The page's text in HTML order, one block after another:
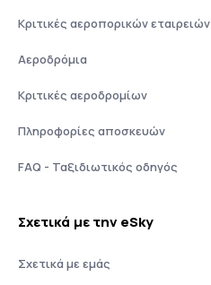
Κριτικές αεροπορικών εταιρειών
Αεροδρόμια
Κριτικές αεροδρομίων
Πληροφορίες αποσκευών
FAQ - Ταξιδιωτικός οδηγός
Σχετικά με την eSky
Σχετικά με εμάς